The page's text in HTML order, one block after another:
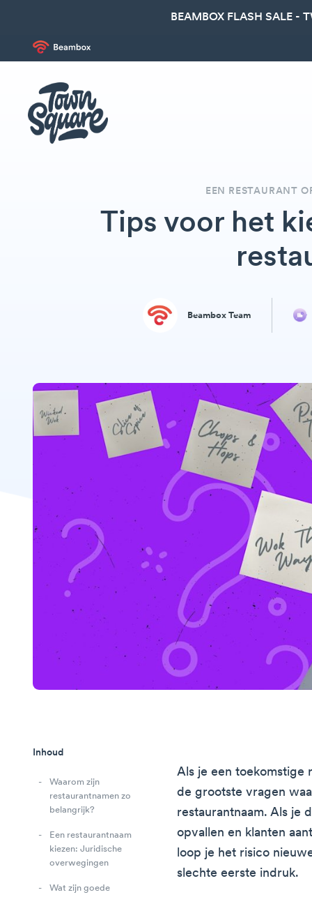
BEAMBOX FLASH SALE -
EEN RESTAURANT
Tips voor het
Beambox Team
Inhoud
Waarom zijn
restaurantnamen zo
belangrijk?
Een restaurantnaam
kiezen: Juridische
overwegingen
Wat zijn goede
Als je een toekomstige
de grootste vragen
restaurantnaam. Als je
opvallen en klanten
loop je het risico
slechte eerste indruk.